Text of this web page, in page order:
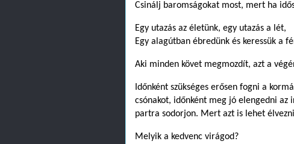
Csinálj baromságokat most, mert ha
Egy utazás az életünk, egy utazás a lét,
Egy alagútban ébredünk és keressük a
Aki minden követ megmozdít, azt a
Időnként szükséges erősen fogni a
csónakot, időnként meg jó elengedni az
partra sodorjon. Mert azt is lehet
Melyik a kedvenc virágod?